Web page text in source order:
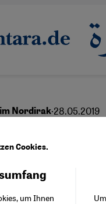
Nordirak·28.05.2019
عربي
Cookies.
um Ihnen